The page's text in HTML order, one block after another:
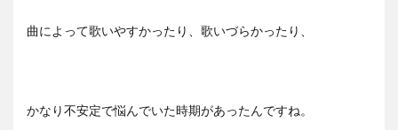
曲によって歌いやすかったり、歌いづらかったり、
かなり不安定で悩んでいた時期があったんですね。